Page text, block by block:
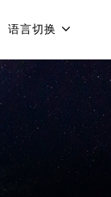
语言切换